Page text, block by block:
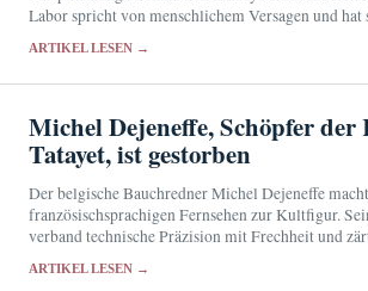
Labor spricht von menschlichem Versagen und hat
ARTIKEL LESEN →
Michel Dejeneffe, Schöpfer
Tatayet, ist gestorben
Der belgische Bauchredner Michel Dejeneffe
französischsprachigen Fernsehen zur Kultfigur.
verband technische Präzision mit Frechheit und
ARTIKEL LESEN →